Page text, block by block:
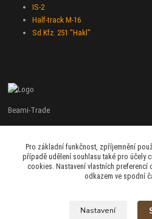
IS-2
Half-track M-16
Sd.Kfz. 251 "Hakl"
Beami-Trade
+420 775 427 778
Po - Pá 9:00 - 16:00
admin@beami-trade.cz
Pro základní funkčnost, zpříjemnění
případě udělení souhlasu také pro účely
cookies. Nastavení vlastních preferencí
odkazem ve spodní
Nastavení